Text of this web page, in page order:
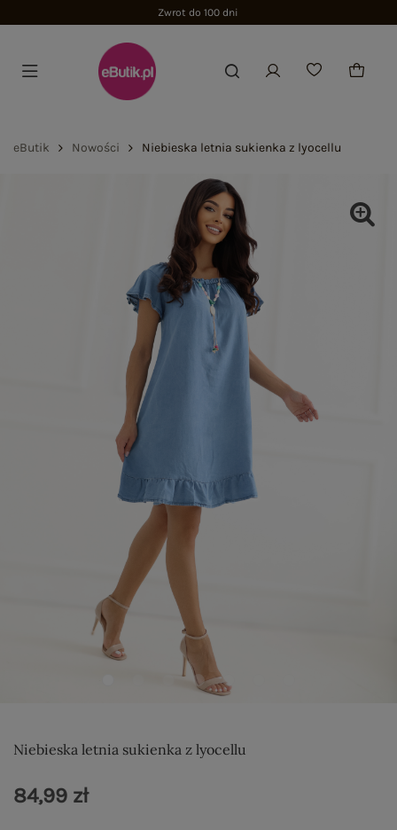
Zwrot do 100 dni
eButik Nowości Niebieska letnia sukienka z lyocellu
Niebieska letnia sukienka z lyocellu
84,99 zł